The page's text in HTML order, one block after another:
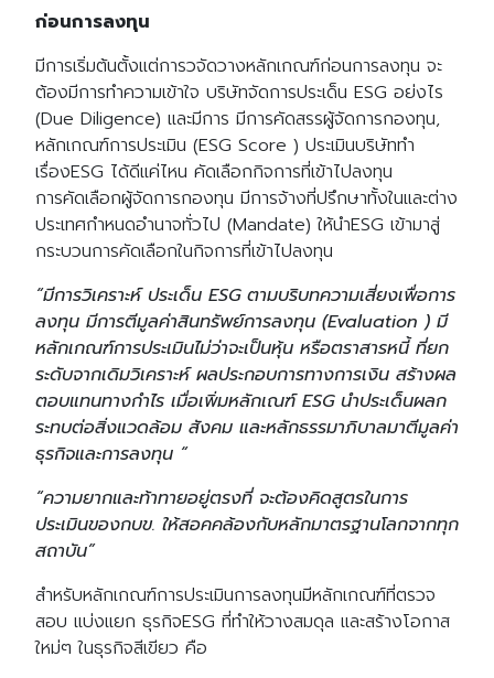
ก่อนการลงทุน
มีการเริ่มต้นตั้งแต่การวจัดวางหลักเกณฑ์ก่อนการลงทุน จะ
ต้องมีการทำความเข้าใจ บริษัทจัดการประเด็น ESG อย่งไร
(Due Diligence) และมีการ มีการคัดสรรผู้จัดการกองทุน,
หลักเกณฑ์การประเมิน (ESG Score ) ประเมินบริษัททำ
เรื่องESG ได้ดีแค่ไหน คัดเลือกกิจการที่เข้าไปลงทุน
การคัดเลือกผู้จัดการกองทุน มีการจ้างที่ปรึกษาทั้งในและต่าง
ประเทศกำหนดอำนาจทั่วไป (Mandate) ให้นำESG เข้ามาสู่
กระบวนการคัดเลือกในกิจการที่เข้าไปลงทุน
“มีการวิเคราะห์ ประเด็น ESG ตามบริบทความเสี่ยงเพื่อการ
ลงทุน มีการตีมูลค่าสินทรัพย์การลงทุน (Evaluation ) มี
หลักเกณฑ์การประเมินไม่ว่าจะเป็นหุ้น หรือตราสารหนี้ ที่ยก
ระดับจากเดิมวิเคราะห์ ผลประกอบการทางการเงิน สร้างผล
ตอบแทนทางกำไร เมื่อเพิ่มหลักเณฑ์ ESG นำประเด็นผลก
ระทบต่อสิ่งแวดล้อม สังคม และหลักธรรมาภิบาลมาตีมูลค่า
ธุรกิจและการลงทุน “
“ความยากและท้าทายอยู่ตรงที่ จะต้องคิดสูตรในการ
ประเมินของกบข. ให้สอคคล้องกับหลักมาตรฐานโลกจากทุก
สถาบัน”
สำหรับหลักเกณฑ์การประเมินการลงทุนมีหลักเกณฑ์ที่ตรวจ
สอบ แบ่งแยก ธุรกิจESG ที่ทำให้วางสมดุล และสร้างโอกาส
ใหม่ๆ ในธุรกิจสีเขียว คือ